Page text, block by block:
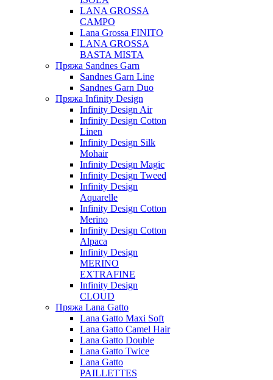
LANA GROSSA
CAMPO
Lana Grossa FINITO
LANA GROSSA
BASTA MISTA
Пряжа Sandnes Garn
Sandnes Garn Line
Sandnes Garn Duo
Пряжа Infinity Design
Infinity Design Air
Infinity Design Cotton
Linen
Infinity Design Silk
Mohair
Infinity Design Magic
Infinity Design Tweed
Infinity Design
Aquarelle
Infinity Design Cotton
Merino
Infinity Design Cotton
Alpaca
Infinity Design
MERINO
EXTRAFINE
Infinity Design
CLOUD
Пряжа Lana Gatto
Lana Gatto Maxi Soft
Lana Gatto Camel Hair
Lana Gatto Double
Lana Gatto Twice
Lana Gatto
PAILLETTES